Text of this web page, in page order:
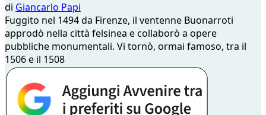
di Giancarlo Papi
Fuggito nel 1494 da Firenze, il ventenne Buonarroti
approdò nella città felsinea e collaborò a opere
pubbliche monumentali. Vi tornò, ormai famoso, tra il
1506 e il 1508